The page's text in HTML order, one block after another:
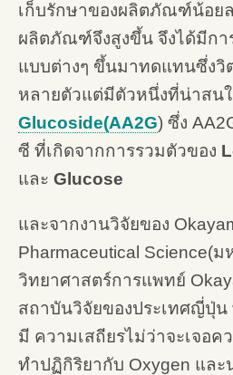
เก็บรักษาของผลิตภัณฑ์น้อย
ผลิตภัณฑ์จึงสูงขึ้น จึงได้มีก
แบบต่างๆ ขึ้นมาทดแทนซึ่งวิ
หลายตัวแต่มีตัวหนึ่งที่น่าสน
Glucoside(AA2G) ซึ่ง
ซี ที่เกิดจากการรวมตัวของ
และ Glucose
และจากงานวิจัยของ
Pharmaceutical Science(
วิทยาศาสตร์การแพทย์
สถาบันวิจัยของประเทศญี่ปุ่น
มี ความเสถียรไม่ว่าจะเจอค
ทำปฏิกิริยากับ Oxygen และ